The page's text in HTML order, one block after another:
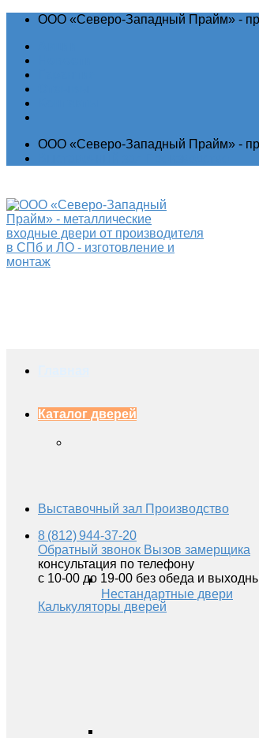
ООО «Северо-Западный Прайм» -
ООО «Северо-Западный Прайм» -
Выставочный зал Производство
8 (812) 944-37-20
Обратный звонок Вызов замерщика
консультация по телефону
с 10-00 до 19-00 без обеда и
Калькуляторы дверей
Каталог дверей
Нестандартные двери